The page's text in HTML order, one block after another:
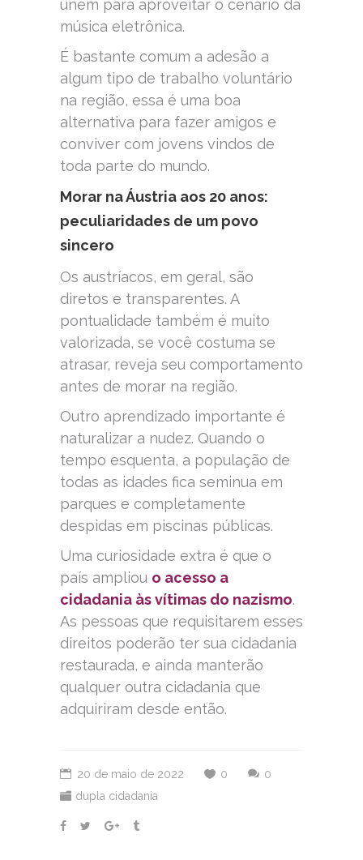
unem para aproveitar o cenário da
música eletrônica.
É bastante comum a adesão a
algum tipo de trabalho voluntário
na região, essa é uma boa
alternativa para fazer amigos e
conviver com jovens vindos de
toda parte do mundo.
Morar na Áustria aos 20 anos:
peculiaridades de um povo
sincero
Os austríacos, em geral, são
diretos e transparentes. A
pontualidade também é muito
valorizada, se você costuma se
atrasar, reveja seu comportamento
antes de morar na região.
Outro aprendizado importante é
naturalizar a nudez. Quando o
tempo esquenta, a população de
todas as idades fica seminua em
parques e completamente
despidas em piscinas públicas.
Uma curiosidade extra é que o
país ampliou o acesso a
cidadania às vítimas do nazismo.
As pessoas que requisitarem esses
direitos poderão ter sua cidadania
restaurada, e ainda manterão
qualquer outra cidadania que
adquiriram desde então.
20 de maio de 2022 0
0
dupla cidadania